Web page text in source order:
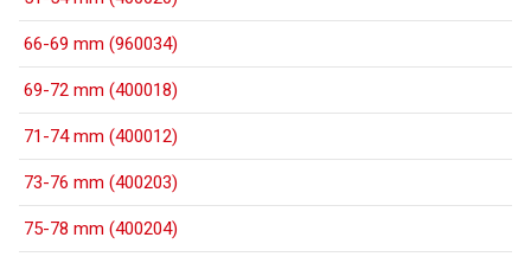
66-69 mm (960034)
69-72 mm (400018)
71-74 mm (400012)
73-76 mm (400203)
75-78 mm (400204)